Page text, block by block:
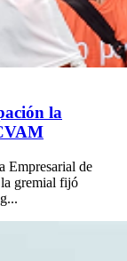
la
Empresarial de
gremial fijó